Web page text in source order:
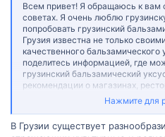
Всем привет! Я обращаюсь к вам
советах. Я очень люблю
попробовать грузинский
Грузия известна не только
качественного
поделитесь информацией, где
грузинский бальзамический
рекомендации о магазинах,
насладиться этим уникальным
Заранее спасибо за вашу помощь
Нажмите для
В Грузии существует